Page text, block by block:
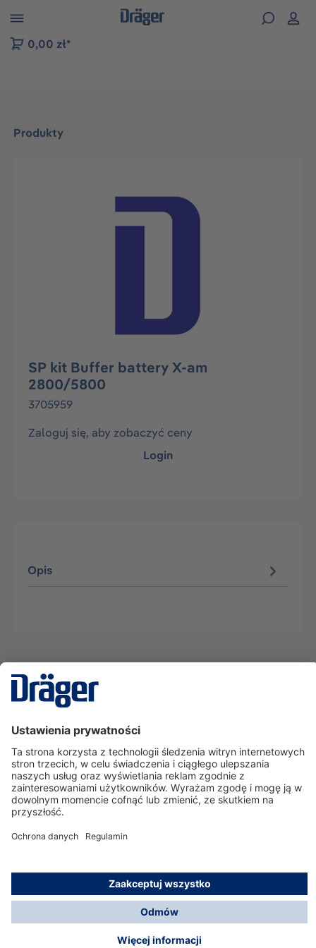
do nawigacji na platformie B2B
0,00 zł*
Produkty
Pomiń galerię zdjęć
SP kit Buffer battery X-am
2800/5800
3705959
Zaloguj się, aby zobaczyć ceny
Login
Opis
Serwisowa linia hotline
O nas
Korzystanie ze sklepu
© Dräger Polska Sp. z o.o., 2025
*Wszystkie ceny bez VAT, na warunkach opisanych w